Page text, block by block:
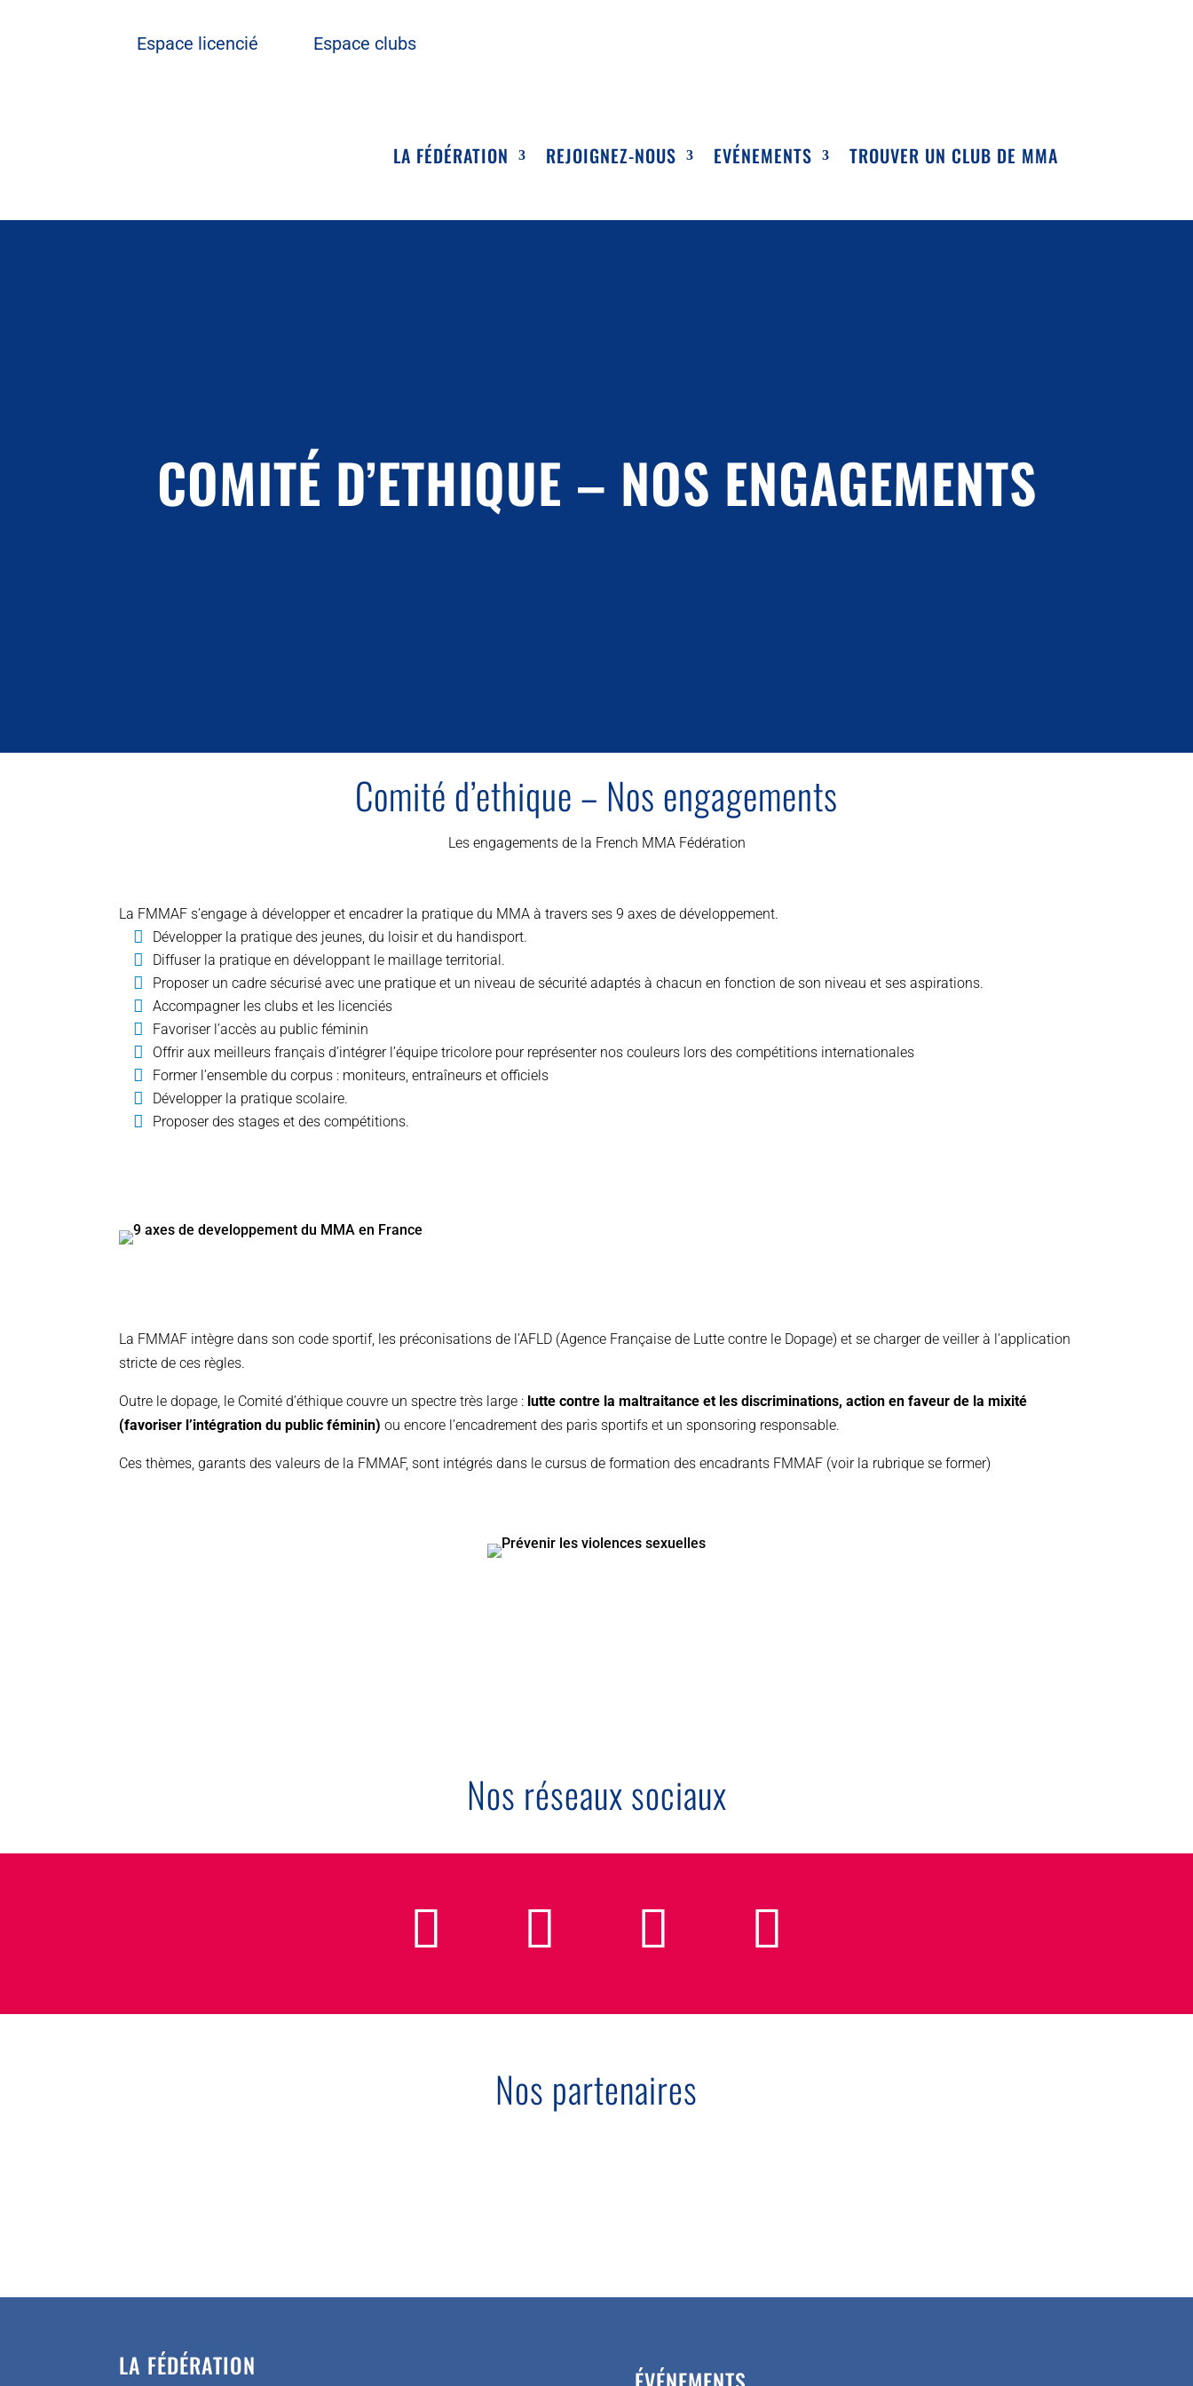
Espace licencié Espace clubs
LA FÉDÉRATION REJOIGNEZ-NOUS EVÉNEMENTS TROUVER UN CLUB DE MMA
COMITÉ D’ETHIQUE – NOS ENGAGEMENTS
Comité d’ethique – Nos engagements
Les engagements de la French MMA Fédération
La FMMAF s’engage à développer et encadrer la pratique du MMA à travers ses 9 axes de développement.
Développer la pratique des jeunes, du loisir et du handisport.
Diffuser la pratique en développant le maillage territorial.
Proposer un cadre sécurisé avec une pratique et un niveau de sécurité adaptés à chacun en fonction de son niveau et ses aspirations.
Accompagner les clubs et les licenciés
Favoriser l’accès au public féminin
Offrir aux meilleurs français d’intégrer l’équipe tricolore pour représenter nos couleurs lors des compétitions internationales
Former l’ensemble du corpus : moniteurs, entraîneurs et officiels
Développer la pratique scolaire.
Proposer des stages et des compétitions.
La FMMAF intègre dans son code sportif, les préconisations de l’AFLD (Agence Française de Lutte contre le Dopage) et se charger de veiller à l’application
stricte de ces règles.
Outre le dopage, le Comité d’éthique couvre un spectre très large : lutte contre la maltraitance et les discriminations, action en faveur de la mixité
(favoriser l’intégration du public féminin) ou encore l’encadrement des paris sportifs et un sponsoring responsable.
Ces thèmes, garants des valeurs de la FMMAF, sont intégrés dans le cursus de formation des encadrants FMMAF (voir la rubrique se former)
Nos réseaux sociaux
Nos partenaires
LA FÉDÉRATION